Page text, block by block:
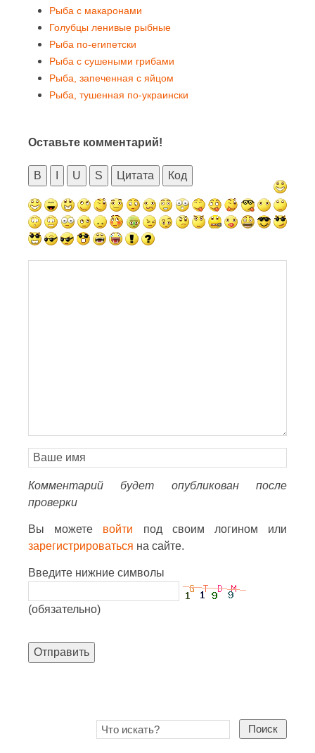
Рыба с макаронами
Голубцы ленивые рыбные
Рыба по-египетски
Рыба с сушеными грибами
Рыба, запеченная с яйцом
Рыба, тушенная по-украински
Оставьте комментарий!
B U S Цитата Код
Комментарий будет опубликован после
проверки
Вы можете войти под своим логином или
зарегистрироваться на сайте.
Введите нижние символы
(обязательно)
Отправить
Поиск